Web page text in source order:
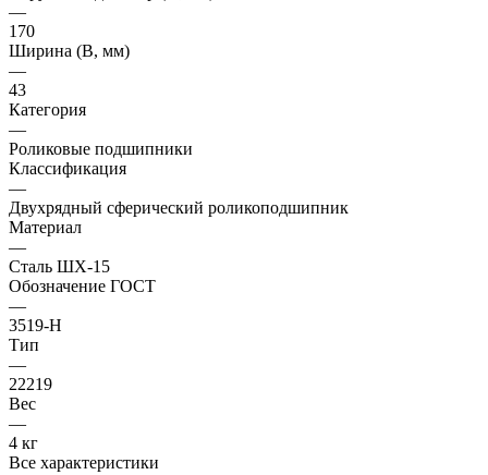
—
170
Ширина (B, мм)
—
43
Категория
—
Роликовые подшипники
Классификация
—
Двухрядный сферический роликоподшипник
Материал
—
Сталь ШХ-15
Обозначение ГОСТ
—
3519-Н
Тип
—
22219
Вес
—
4 кг
Все характеристики